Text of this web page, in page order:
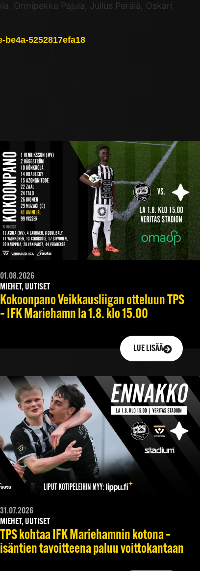
Onnipekka Pajula, Julius Perälä, Oskari
5252817efa18
01.08.2026
MIEHET, UUTISET
Kokoonpano Veikkausliigan otteluun TPS
– IFK Mariehamn la 1.8. klo 15.00
LUE LISÄÄ
31.07.2026
MIEHET, UUTISET
TPS kohtaa IFK Mariehamnin kotona –
isäntien tavoitteena paluu voittokantaan